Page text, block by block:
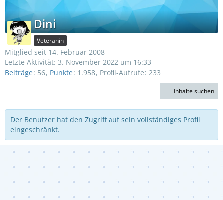
Dini
Veteranin
Mitglied seit 14. Februar 2008
Letzte Aktivität: 3. November 2022 um 16:33
Beiträge 56 Punkte 1.958 Profil-Aufrufe 233
Inhalte suchen
Der Benutzer hat den Zugriff auf sein vollständiges Profil
eingeschränkt.